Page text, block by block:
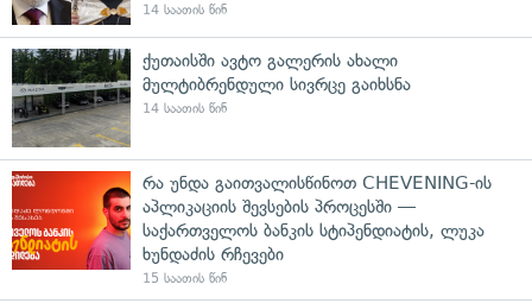
14 საათის წინ
ქუთაისში ავტო გალერის ახალი
მულტიბრენდული სივრცე გაიხსნა
14 საათის წინ
რა უნდა გაითვალისწინოთ CHEVENING-ის
აპლიკაციის შევსების პროცესში —
საქართველოს ბანკის სტიპენდიატის, ლუკა
ხუნდაძის რჩევები
15 საათის წინ